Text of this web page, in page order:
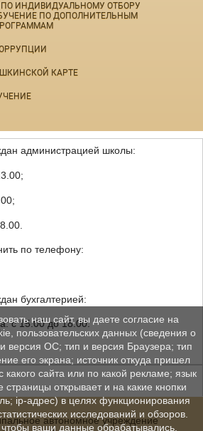
ИНДИВИДУАЛЬНОМУ ОТБОРУ
ПО ДОПОЛНИТЕЛЬНЫМ
КАРТЕ
администрацией школы:
по телефону:
бухгалтерией:
с 15.00 до 18.00.
автономное учреждение
наш сайт, вы даете согласие на
пользовательских данных (сведения о
версия ОС; тип и версия Браузера; тип
его экрана; источник откуда пришел
какого сайта или по какой рекламе; язык
открывает и на какие кнопки
ip-адрес) в целях функционирования
исследований и обзоров.
ваши данные обрабатывались,